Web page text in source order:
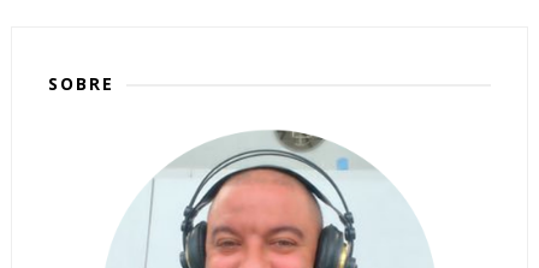
SOBRE